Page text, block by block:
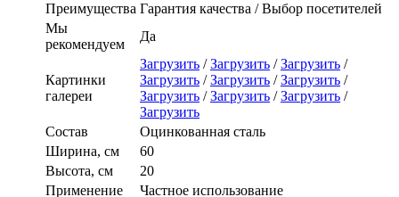
Преимущества Гарантия качества / Выбор посетителей
Мы
рекомендуем
Да
Картинки
галереи
Загрузить /Загрузить /Загрузить /
Загрузить /Загрузить /Загрузить /
Загрузить /Загрузить /Загрузить /
Загрузить
Состав
Оцинкованная сталь
Ширина, см
60
Высота, см
20
Применение
Частное использование